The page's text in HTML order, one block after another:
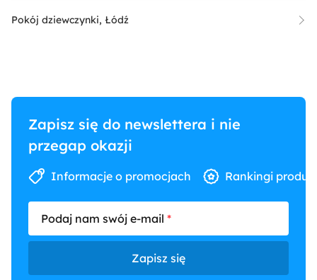
Pokój dziewczynki, Łódź
Zapisz się do newslettera i nie
przegap okazji
Informacje o promocjach Rankingi
Podaj nam swój e-mail
Zapisz się